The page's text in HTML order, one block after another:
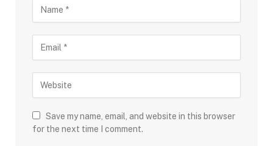
Save my name, email, and website in this browser
for the next time I comment.